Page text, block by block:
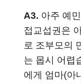
A3. 아주 예
접교섭권은
로 조부모의
는 몹시 어렵
에게 엄마(아